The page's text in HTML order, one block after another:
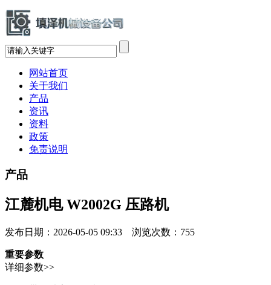
网站首页
关于我们
产品
资讯
资料
政策
免责说明
产品
江麓机电 W2002G 压路机
发布日期：2026-05-05 09:33 浏览次数： 755
重要参数
详细参数>>